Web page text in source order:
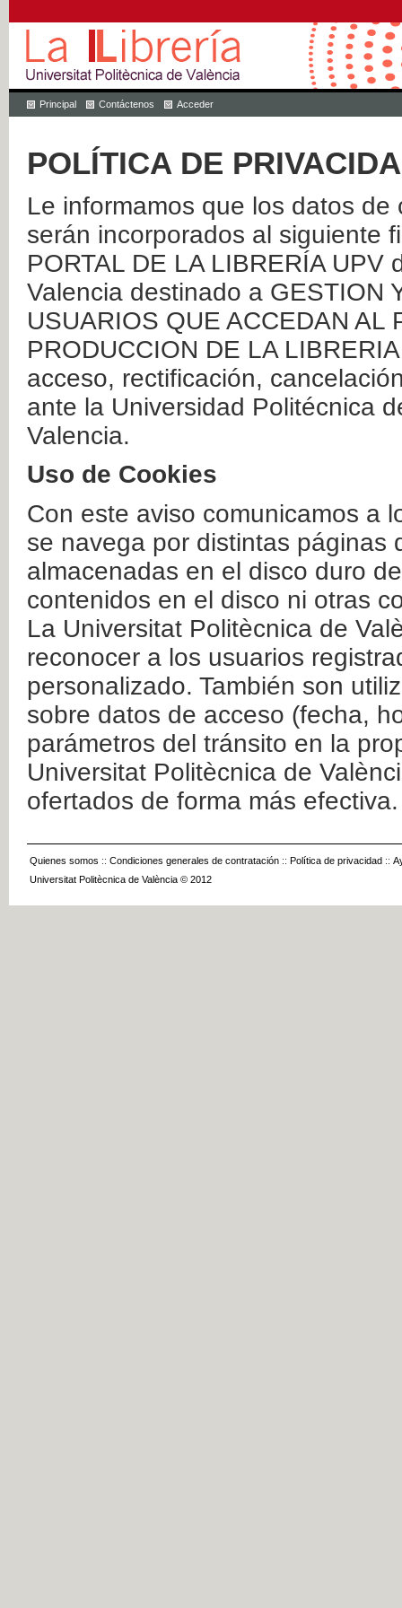
Principal Contáctenos Acceder
POLÍTICA DE
Le informamos que los datos
serán incorporados al siguiente
PORTAL DE LA LIBRERÍA
Valencia destinado a GESTION
USUARIOS QUE ACCEDAN AL
PRODUCCION DE LA
acceso, rectificación,
ante la Universidad Politécnica
Valencia.
Uso de Cookies
Con este aviso comunicamos a
se navega por distintas páginas
almacenadas en el disco duro
contenidos en el disco ni otras
La Universitat Politècnica de
reconocer a los usuarios
personalizado. También son
sobre datos de acceso (fecha,
parámetros del tránsito en la
Universitat Politècnica de
ofertados de forma más efectiva.
Quienes somos :: Condiciones generales de contratación :: Política de privacidad ::
Universitat Politècnica de València © 2012